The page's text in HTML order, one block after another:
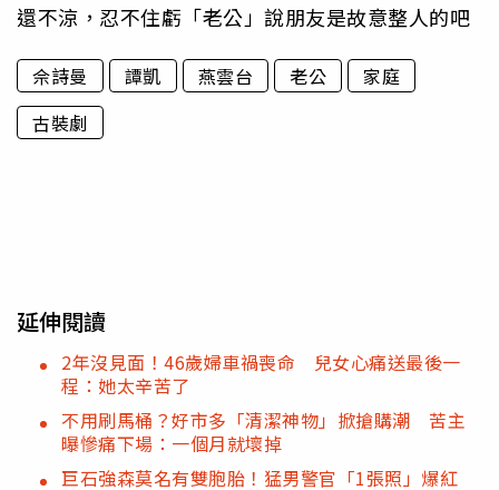
還不涼，忍不住虧「老公」說朋友是故意整人的吧
佘詩曼 譚凱 燕雲台 老公
家庭
古裝劇
延伸閱讀
2年沒見面！46歲婦車禍喪命 兒女心痛送最後一
程：她太辛苦了
不用刷馬桶？好市多「清潔神物」掀搶購潮 苦主
曝慘痛下場：一個月就壞掉
巨石強森莫名有雙胞胎！猛男警官「1張照」爆紅